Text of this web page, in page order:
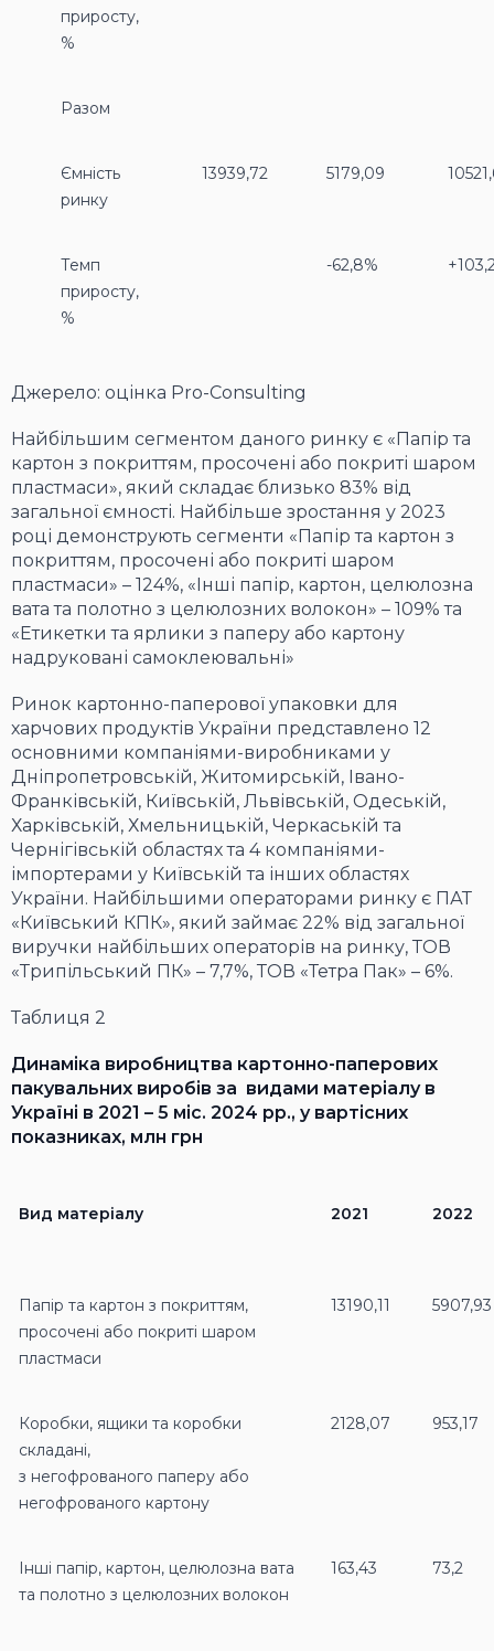
приросту,
%
Разом
Ємність
ринку
13939,72 5179,09
Темп
приросту,
%
-62,8%
Джерело: оцінка Pro-Consulting
Найбільшим сегментом даного ринку є «Папір та
картон з покриттям, просочені або покриті шаром
пластмаси», який складає близько 83% від
загальної ємності. Найбільше зростання у 2023
році демонструють сегменти «Папір та картон з
покриттям, просочені або покриті шаром
пластмаси» – 124%, «Інші папір, картон, целюлозна
вата та полотно з целюлозних волокон» – 109% та
«Етикетки та ярлики з паперу або картону
надруковані самоклеювальні»
Ринок картонно-паперової упаковки для
харчових продуктів України представлено 12
основними компаніями-виробниками у
Дніпропетровській, Житомирській, Івано-
Франківській, Київській, Львівській, Одеській,
Харківській, Хмельницькій, Черкаській та
Чернігівській областях та 4 компаніями-
імпортерами у Київській та інших областях
України. Найбільшими операторами ринку є ПАТ
«Київський КПК», який займає 22% від загальної
виручки найбільших операторів на ринку, ТОВ
«Трипільський ПК» – 7,7%, ТОВ «Тетра Пак» – 6%.
Таблиця 2
Динаміка виробництва картонно-паперових
пакувальних виробів за видами матеріалу в
Україні в 2021 – 5 міс. 2024 рр., у вартісних
показниках, млн грн
Вид матеріалу 2021 2022
Папір та картон з покриттям,
просочені або покритi шаром
пластмаси
13190,11 5907,93
Коробки, ящики та коробки
складані,
з негофрованого паперу або
негофрованого картону
2128,07 953,17
Інші папір, картон, целюлозна вата
та полотно з целюлозних волокон
163,43 73,2